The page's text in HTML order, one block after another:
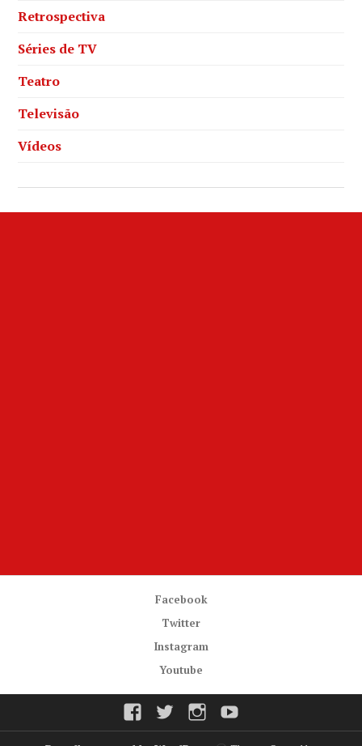
Retrospectiva
Séries de TV
Teatro
Televisão
Vídeos
Facebook
Twitter
Instagram
Youtube
FacebookTwitterInstagram